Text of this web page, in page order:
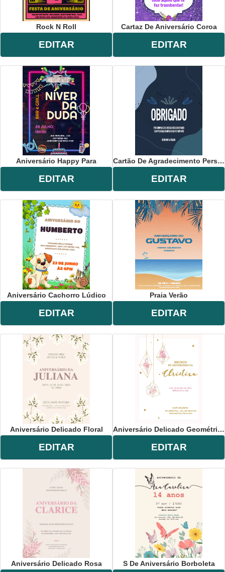
Rock N Roll
EDITAR
Cartaz De Aniversário Coroa
EDITAR
Aniversário Happy Para
EDITAR
Cartão De Agradecimento Personalizado
EDITAR
Aniversário Cachorro Lúdico
EDITAR
Praia Verão
EDITAR
Aniversário Delicado Floral
EDITAR
Aniversário Delicado Geométrico
EDITAR
Aniversário Delicado Rosa S De Aniversário Borboleta